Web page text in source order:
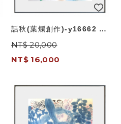
話秋(葉爛創作)-y16662 畫
作系列-國畫
NT$ 20,000
NT$ 16,000